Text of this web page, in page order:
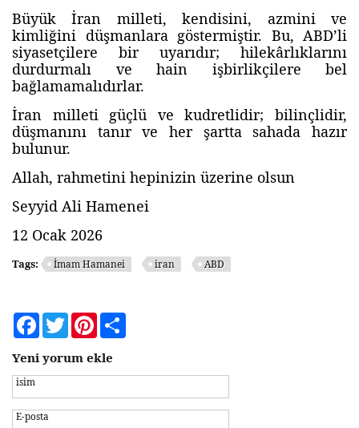
Büyük İran milleti, kendisini, azmini ve
kimliğini düşmanlara göstermiştir. Bu, ABD’li
siyasetçilere bir uyarıdır; hilekârlıklarını
durdurmalı ve hain işbirlikçilere bel
bağlamamalıdırlar.
İran milleti güçlü ve kudretlidir; bilinçlidir,
düşmanını tanır ve her şartta sahada hazır
bulunur.
Allah, rahmetini hepinizin üzerine olsun
Seyyid Ali Hamenei
12 Ocak 2026
Tags: İmam Hamanei iran ABD
FacebookTwitterPinterest
Yeni yorum ekle
isim
E-posta